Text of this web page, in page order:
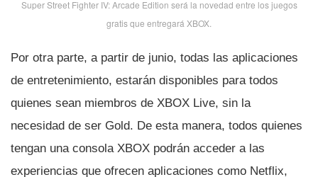
Super Street Fighter IV: Arcade Edition será la novedad entre los juegos
gratis que entregará XBOX.
Por otra parte, a partir de junio, todas las aplicaciones
de entretenimiento, estarán disponibles para todos
quienes sean miembros de XBOX Live, sin la
necesidad de ser Gold. De esta manera, todos quienes
tengan una consola XBOX podrán acceder a las
experiencias que ofrecen aplicaciones como Netflix,